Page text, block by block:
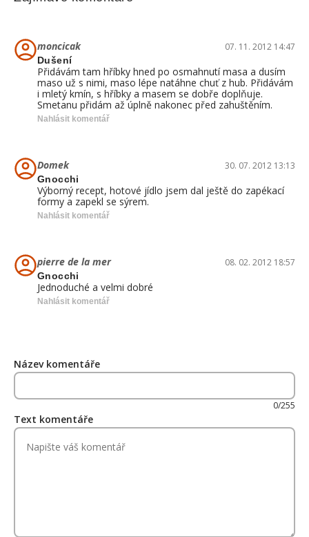
moncicak 07. 11. 2012 14:47
Dušení
Přidávám tam hříbky hned po osmahnutí masa a dusím
maso už s nimi, maso lépe natáhne chuť z hub. Přidávám
i mletý kmín, s hříbky a masem se dobře doplňuje.
Smetanu přidám až úplně nakonec před zahuštěním.
Nahlásit komentář
Domek 30. 07. 2012 13:13
Gnocchi
Výborný recept, hotové jídlo jsem dal ještě do zapékací
formy a zapekl se sýrem.
Nahlásit komentář
pierre de la mer 08. 02. 2012 18:57
Gnocchi
Jednoduché a velmi dobré
Nahlásit komentář
Název komentáře
0/255
Text komentáře